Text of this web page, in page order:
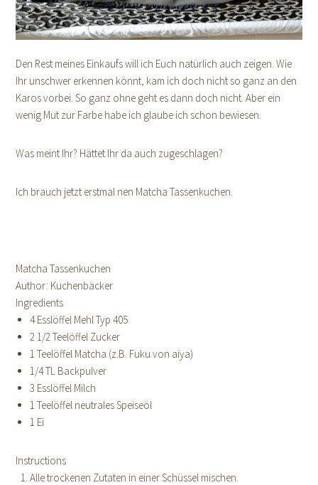
Den Rest meines Einkaufs will ich Euch natürlich auch zeigen. Wie
Ihr unschwer erkennen könnt, kam ich doch nicht so ganz an den
Karos vorbei. So ganz ohne geht es dann doch nicht. Aber ein
wenig Mut zur Farbe habe ich glaube ich schon bewiesen.
Was meint Ihr? Hättet Ihr da auch zugeschlagen?
Ich brauch jetzt erstmal nen Matcha Tassenkuchen.
Matcha Tassenkuchen
Author: Kuchenbäcker
Ingredients
4 Esslöffel Mehl Typ 405
2 1/2 Teelöffel Zucker
1 Teelöffel Matcha (z.B. Fuku von aiya)
1/4 TL Backpulver
3 Esslöffel Milch
1 Teelöffel neutrales Speiseöl
1 Ei
Instructions
Alle trockenen Zutaten in einer Schüssel mischen.